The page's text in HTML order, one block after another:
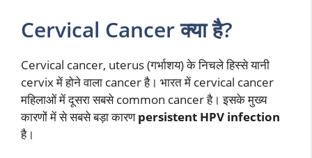
Cervical Cancer क्या है?
Cervical cancer, uterus (गर्भाशय) के निचले हिस्से यानी
cervix में होने वाला cancer है। भारत में cervical cancer
महिलाओं में दूसरा सबसे common cancer है। इसके मुख्य
कारणों में से सबसे बड़ा कारणpersistent HPV infection
है।